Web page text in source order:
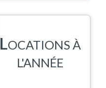
LOCATIONS À
L'ANNÉE